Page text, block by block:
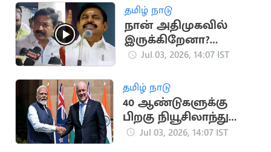
தமிழ் நாடு
நான் அதிமுகவில்
இருக்கிறேனா?
இல்லையா எனக்கே
சி.வி.சண்முகம்
Jul 03, 2026, 14:07 IST
தமிழ் நாடு
40 ஆண்டுகளுக்கு
பிறகு நியூசிலாந்து
செல்லும் இந்திய
Jul 03, 2026, 14:07 IST